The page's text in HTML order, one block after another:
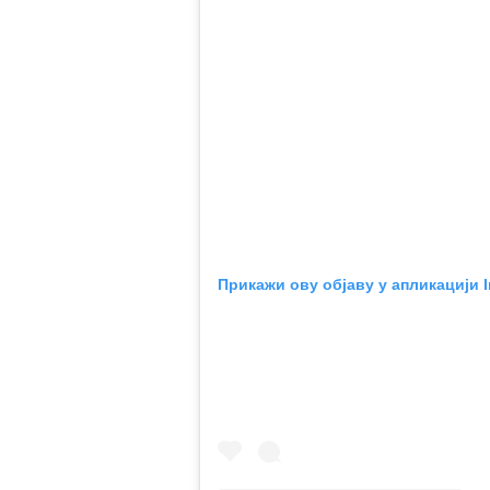
Прикажи ову објаву у апликацији